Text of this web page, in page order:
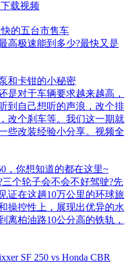
载视频
快的五台市售车
高极速能到多少?最快又是
和卡钳的小秘密
是对于车辆要求越来越高，
到自己想听的声浪，改个排
改个刹车等。我们这一期就
些改装经验小分享。视频全
，你想知道的都在这里~
个轮子会不会不好驾驶?先
证在这趟10万公里的环球旅
操控性上，展现出优异的水
离柏油路10公分高的铁轨，
SF 250 vs Honda CBR